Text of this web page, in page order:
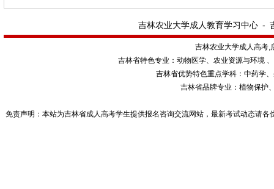
吉林农业大学成人教育学习中心 -
吉林农业大学成人高考,
吉林省特色专业：动物医学、农业资源与环境
吉林省优势特色重点学科：中药学
吉林省品牌专业：植物保护
免责声明：本站为吉林省成人高考学生提供报名咨询交流网站，最新考试动态请